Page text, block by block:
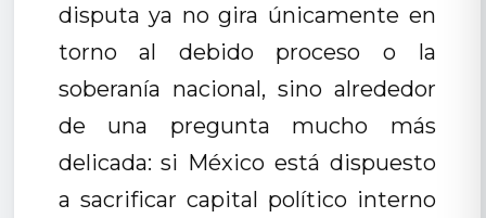
disputa ya no gira únicamente en
torno al debido proceso o la
soberanía nacional, sino alrededor
de una pregunta mucho más
delicada: si México está dispuesto
a sacrificar capital político interno